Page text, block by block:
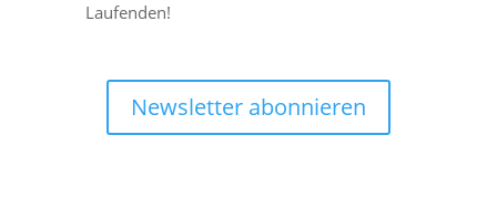
Laufenden!
Newsletter abonnieren